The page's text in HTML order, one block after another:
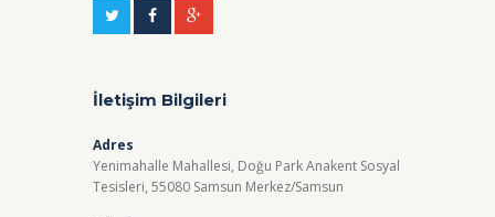
İletişim Bilgileri
Adres
Yenimahalle Mahallesi, Doğu Park Anakent Sosyal
Tesisleri, 55080 Samsun Merkez/Samsun